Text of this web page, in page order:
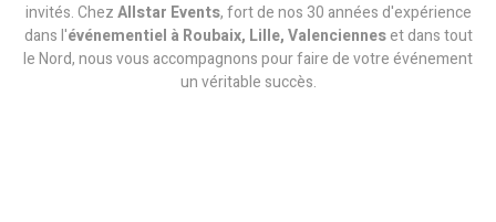
invités. ChezAllstar Events, fort de nos 30 années d'expérience
dans l'événementiel à Roubaix, Lille, Valencienneset dans tout
le Nord, nous vous accompagnons pour faire de votre événement
un véritable succès.